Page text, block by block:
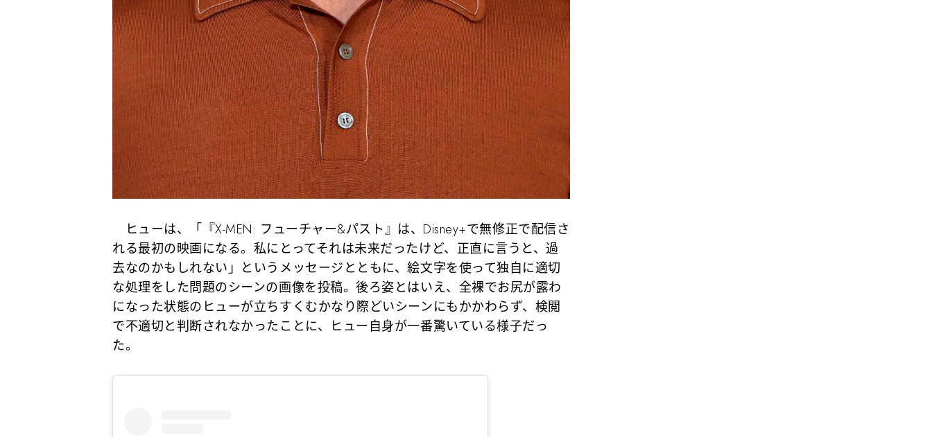
ヒューは、「『X-MEN: フューチャー&パスト』は、Disney+で無修正で配信さ
れる最初の映画になる。私にとってそれは未来だったけど、正直に言うと、過
去なのかもしれない」というメッセージとともに、絵文字を使って独自に適切
な処理をした問題のシーンの画像を投稿。後ろ姿とはいえ、全裸でお尻が露わ
になった状態のヒューが立ちすくむかなり際どいシーンにもかかわらず、検閲
で不適切と判断されなかったことに、ヒュー自身が一番驚いている様子だっ
た。